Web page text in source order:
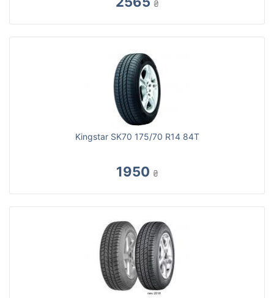
₴
Kingstar SK70 175/70 R14 84T
1950 ₴